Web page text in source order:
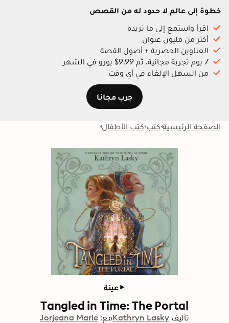
خطوة إلى عالم لا حدود له من القصص
اقرأ واستمع إلى ما تريده
أكثر من مليون عنوان
العناوين الحصرية + أصول القصة
7 يوم تجربة مجانية، ثم 9.99$ يورو في الشهر
من السهل الإلغاء في أي وقت
جرب مجانا
الصفحة الرئيسية كتب كتب الأطفال
عينة
Tangled in Time: The Portal
تأليف Kathryn Laskyمع: Jorjeana Marie